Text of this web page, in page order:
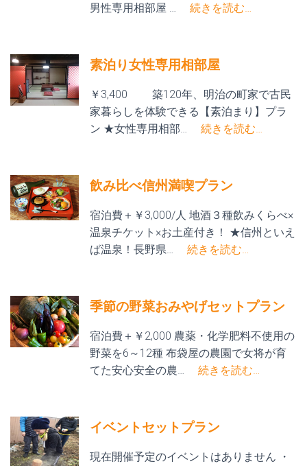
男性専用相部屋 …
続きを読む…
素泊り女性専用相部屋
￥3,400 築120年、明治の町家で古民
家暮らしを体験できる【素泊まり】プラ
ン ★女性専用相部…
続きを読む…
飲み比べ信州満喫プラン
宿泊費＋￥3,000/人 地酒３種飲みくらべ×
温泉チケット×お土産付き！ ★信州といえ
ば温泉！長野県…
続きを読む…
季節の野菜おみやげセットプラン
宿泊費＋￥2,000 農薬・化学肥料不使用の
野菜を6～12種 布袋屋の農園で女将が育
てた安心安全の農…
続きを読む…
イベントセットプラン
現在開催予定のイベントはありません ・